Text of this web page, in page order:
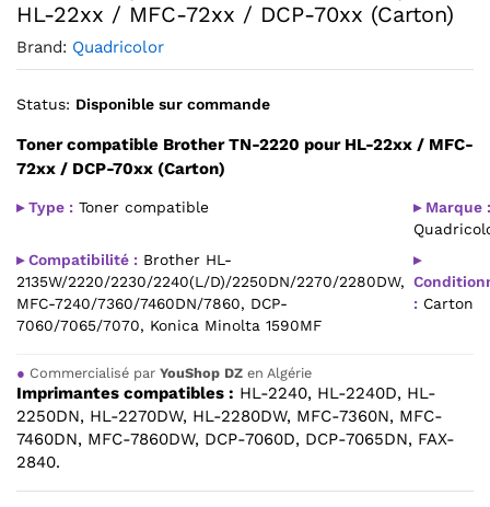
HL-22xx / MFC-72xx / DCP-70xx (Carton)
Brand: Quadricolor
Status: Disponible sur commande
Toner compatible Brother TN-2220 pour HL-22xx / MFC-
72xx / DCP-70xx (Carton)
▸ Type : Toner compatible
▸ Marque :
▸ Compatibilité : Brother HL-
2135W/2220/2230/2240(L/D)/2250DN/2270/2280DW,
MFC-7240/7360/7460DN/7860, DCP-
7060/7065/7070, Konica Minolta 1590MF
▸
: Carton
● Commercialisé par YouShop DZ en Algérie
Imprimantes compatibles : HL-2240, HL-2240D, HL-
2250DN, HL-2270DW, HL-2280DW, MFC-7360N, MFC-
7460DN, MFC-7860DW, DCP-7060D, DCP-7065DN, FAX-
2840.